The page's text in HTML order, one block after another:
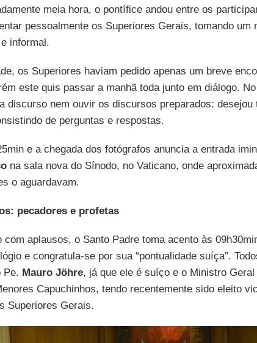
meia hora, o pontífice andou entre os
pessoalmente os Superiores Gerais, tomando um
informal.
os Superiores haviam pedido apenas um breve
este quis passar a manhã toda junto em diálogo.
discurso nem ouvir os discursos preparados: desejou
de perguntas e respostas.
e a chegada dos fotógrafos anuncia a entrada
na sala nova do Sínodo, no Vaticano, onde
o aguardavam.
pecadores e profetas
com aplausos, o Santo Padre toma acento às
e congratula-se por sua “pontualidade suíça”.
Pe. Mauro Jöhre, já que ele é suíço e o Ministro Geral
Capuchinhos, tendo recentemente sido eleito
Superiores Gerais.